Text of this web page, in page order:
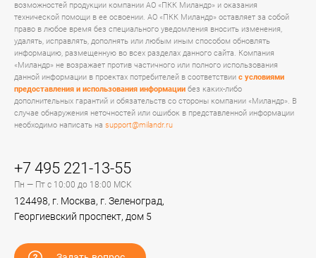
возможностей продукции компании АО «ПКК Миландр» и оказания
технической помощи в ее освоении. АО «ПКК Миландр» оставляет за собой
право в любое время без специального уведомления вносить изменения,
удалять, исправлять, дополнять или любым иным способом обновлять
информацию, размещенную во всех разделах данного сайта. Компания
«Миландр» не возражает против частичного или полного использования
данной информации в проектах потребителей в соответствии с условиями
предоставления и использования информации без каких-либо
дополнительных гарантий и обязательств со стороны компании «Миландр». В
случае обнаружения неточностей или ошибок в представленной информации
необходимо написать на support@milandr.ru
+7 495 221-13-55
Пн — Пт с 10:00 до 18:00 МСК
124498, г. Москва, г. Зеленоград,
Георгиевский проспект, дом 5